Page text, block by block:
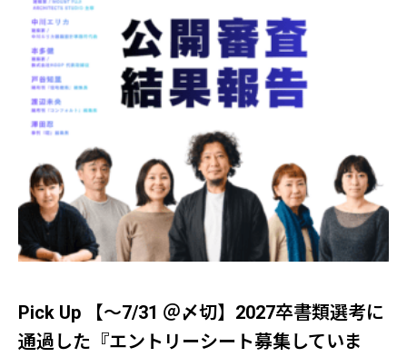
Pick Up 【～7/31 ＠〆切】2027卒書類選考に
通過した『エントリーシート募集していま